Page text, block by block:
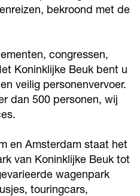
bekroond met de
congressen,
Koninklijke Beuk bent u
veilig personenvervoer.
dan 500 personen, wij
en Amsterdam staat het
van Koninklijke Beuk tot
wagenpark
touringcars,